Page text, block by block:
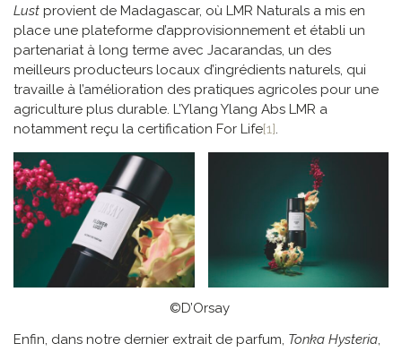
Lust provient de Madagascar, où LMR Naturals a mis en
place une plateforme d’approvisionnement et établi un
partenariat à long terme avec Jacarandas, un des
meilleurs producteurs locaux d’ingrédients naturels, qui
travaille à l’amélioration des pratiques agricoles pour une
agriculture plus durable. L’Ylang Ylang Abs LMR a
notamment reçu la certification For Life[1]
©D’Orsay
Enfin, dans notre dernier extrait de parfum, Tonka Hysteria,